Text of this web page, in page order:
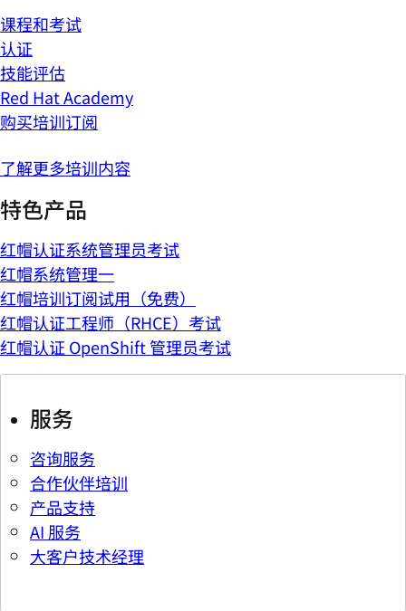
课程和考试
认证
技能评估
Red Hat Academy
购买培训订阅
了解更多培训内容
特色产品
红帽认证系统管理员考试
红帽系统管理一
红帽培训订阅试用（免费）
红帽认证工程师（RHCE）考试
红帽认证 OpenShift 管理员考试
服务
咨询服务
合作伙伴培训
产品支持
AI 服务
大客户技术经理